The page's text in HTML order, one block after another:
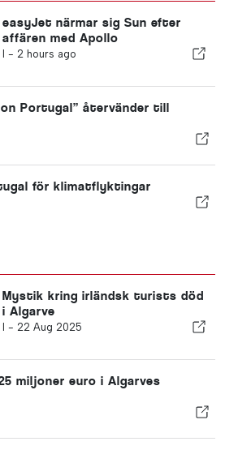
easyJet närmar sig Sun efter
affären med Apollo
I - 2 hours ago
Portugal” återvänder till
för klimatflyktingar
Mystik kring irländsk turists död
i Algarve
I - 22 Aug 2025
miljoner euro i Algarves